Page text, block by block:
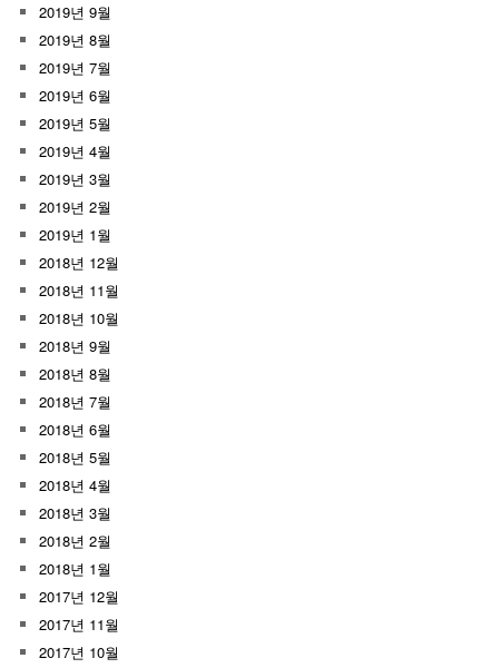
2019년 9월
2019년 8월
2019년 7월
2019년 6월
2019년 5월
2019년 4월
2019년 3월
2019년 2월
2019년 1월
2018년 12월
2018년 11월
2018년 10월
2018년 9월
2018년 8월
2018년 7월
2018년 6월
2018년 5월
2018년 4월
2018년 3월
2018년 2월
2018년 1월
2017년 12월
2017년 11월
2017년 10월